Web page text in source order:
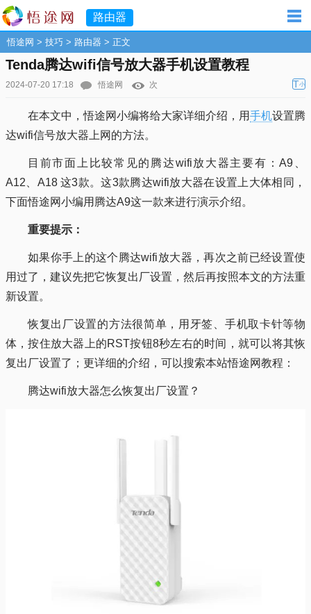
路由器
悟途网 > 技巧 > 路由器 > 正文
Tenda腾达wifi信号放大器手机设置教程
2024-07-20 17:18 悟途网 次 T小
在本文中，悟途网小编将给大家详细介绍，用手机设置腾
达wifi信号放大器上网的方法。
目前市面上比较常见的腾达wifi放大器主要有：A9、
A12、A18 这3款。这3款腾达wifi放大器在设置上大体相同，
下面悟途网小编用腾达A9这一款来进行演示介绍。
重要提示：
如果你手上的这个腾达wifi放大器，再次之前已经设置使
用过了，建议先把它恢复出厂设置，然后再按照本文的方法重
新设置。
恢复出厂设置的方法很简单，用牙签、手机取卡针等物
体，按住放大器上的RST按钮8秒左右的时间，就可以将其恢
复出厂设置了；更详细的介绍，可以搜索本站悟途网教程：
腾达wifi放大器怎么恢复出厂设置？